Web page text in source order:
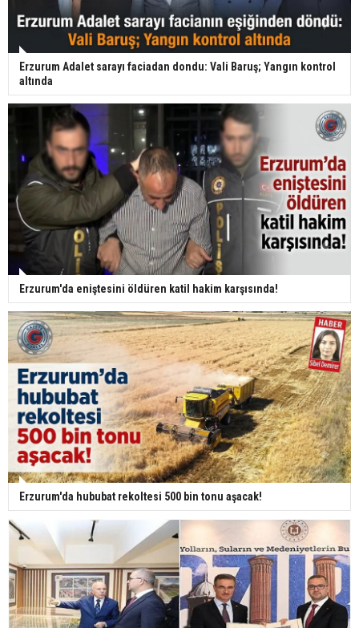
Erzurum Adalet sarayı faciadan dondu: Vali Baruş; Yangın kontrol
altında
Erzurum'da eniştesini öldüren katil hakim karşısında!
Erzurum'da hububat rekoltesi 500 bin tonu aşacak!